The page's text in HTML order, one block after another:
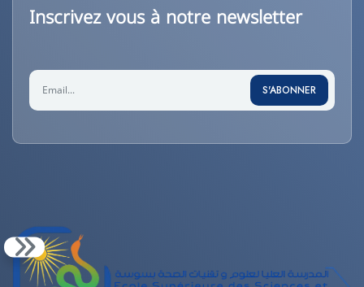
Inscrivez vous à notre newsletter
S'ABONNER